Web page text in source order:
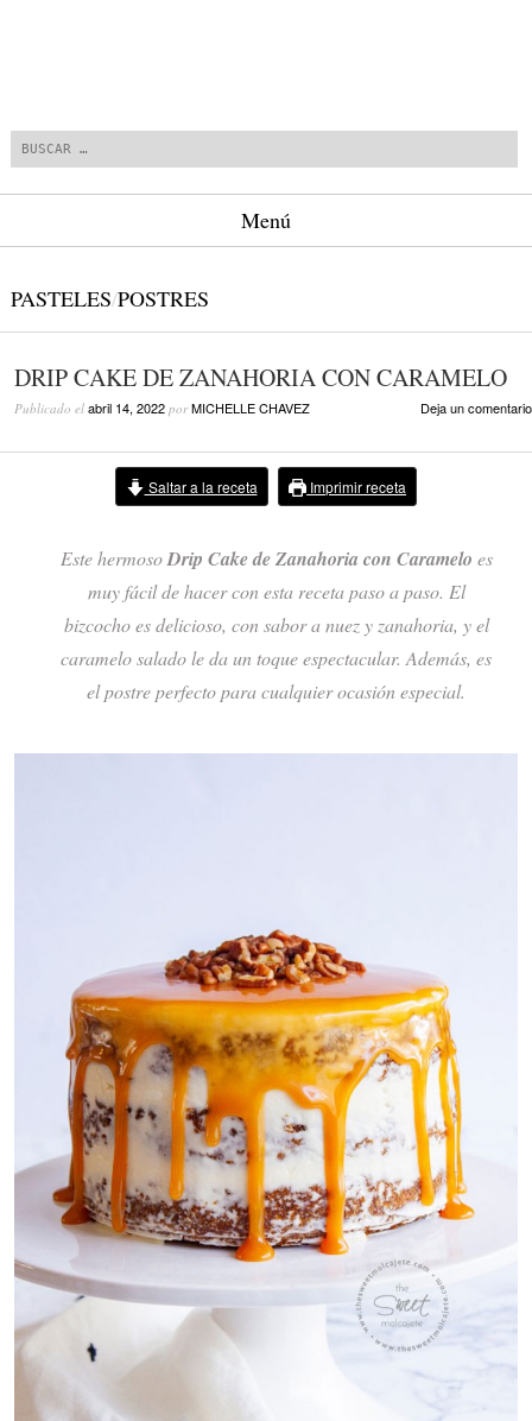
Menú
PASTELES/POSTRES
DRIP CAKE DE ZANAHORIA CON CARAMELO
Publicado el abril 14, 2022 porMICHELLE CHAVEZ Deja un comentario
Saltar a la receta Imprimir receta
Este hermosoDrip Cake de Zanahoria con Caramelo es
muy fácil de hacer con esta receta paso a paso. El
bizcocho es delicioso, con sabor a nuez y zanahoria, y el
caramelo salado le da un toque espectacular. Además, es
el postre perfecto para cualquier ocasión especial.